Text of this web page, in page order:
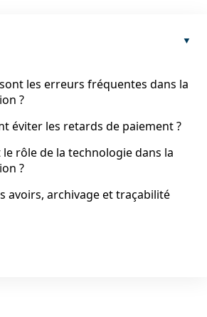
les erreurs fréquentes dans la
?
éviter les retards de paiement ?
le rôle de la technologie dans la
?
avoirs, archivage et traçabilité